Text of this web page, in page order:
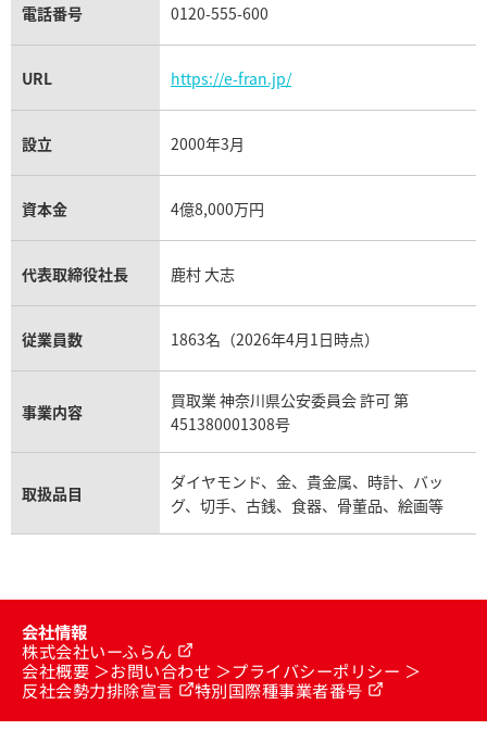
電話番号 0120-555-600
URL https://e-fran.jp/
設立 2000年3月
資本金 4億8,000万円
代表取締役社長 鹿村 大志
従業員数 1863名（2026年4月1日時点）
事業内容
買取業 神奈川県公安委員会 許可 第
451380001308号
取扱品目
ダイヤモンド、金、貴金属、時計、バッ
グ、切手、古銭、食器、骨董品、絵画等
会社情報
株式会社いーふらん
会社概要
お問い合わせ
プライバシーポリシー
反社会勢力排除宣言
特別国際種事業者番号